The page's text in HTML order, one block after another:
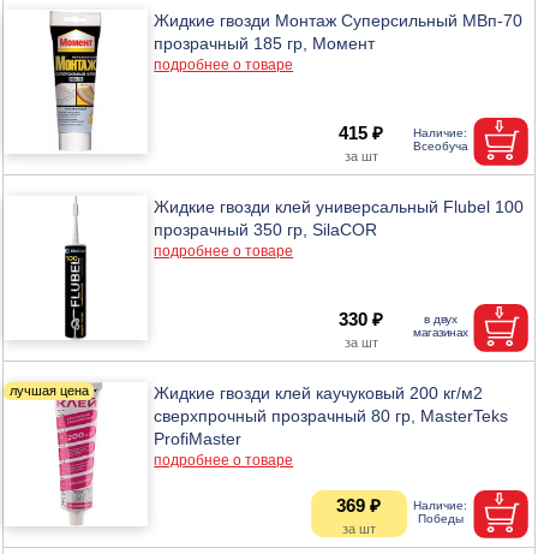
Жидкие гвозди Монтаж Суперсильный МВп-70
прозрачный 185 гр, Момент
подробнее о товаре
415 ₽
Жидкие гвозди клей универсальный Flubel 100
прозрачный 350 гр, SilaCOR
подробнее о товаре
330 ₽
Жидкие гвозди клей каучуковый 200 кг/м2
сверхпрочный прозрачный 80 гр, MasterTeks
ProfiMaster
подробнее о товаре
369 ₽